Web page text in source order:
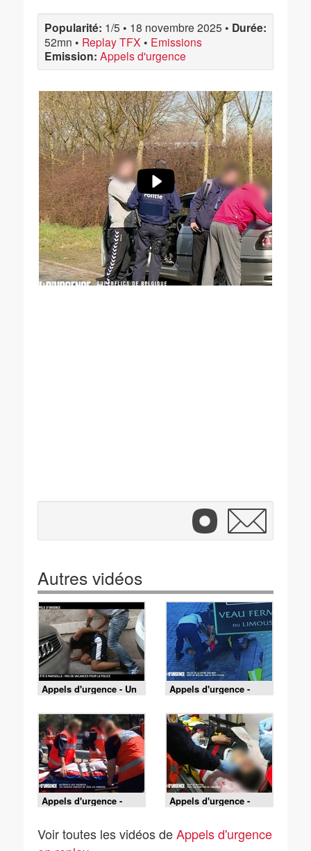
Popularité: 1/5 • 18 novembre 2025 • Durée:
52mn • Replay TFX • Emissions
Emission: Appels d'urgence
Autres vidéos
Appels d'urgence - Un
été à Marseille : pas de
vacances pour la
police
Appels d'urgence -
Police de la Seyne-sur-
mer : coup de mistral
sur la côte d'azur
Appels d'urgence -
Autoroute des
croisés de tous les
dangers
Appels d'urgence -
Coup de mistral pour
Camargue
Voir toutes les vidéos deAppels d'urgence